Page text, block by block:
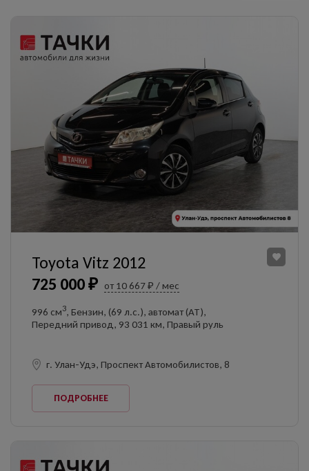
725 000 ₽ от 10 667 ₽ / мес
Toyota Vitz 2012
996 см3, Бензин, (69 л.с.), автомат (AT),
Передний привод, 93 031 км, Правый руль
г. Улан-Удэ, Проспект Автомобилистов, 8
ПОДРОБНЕЕ